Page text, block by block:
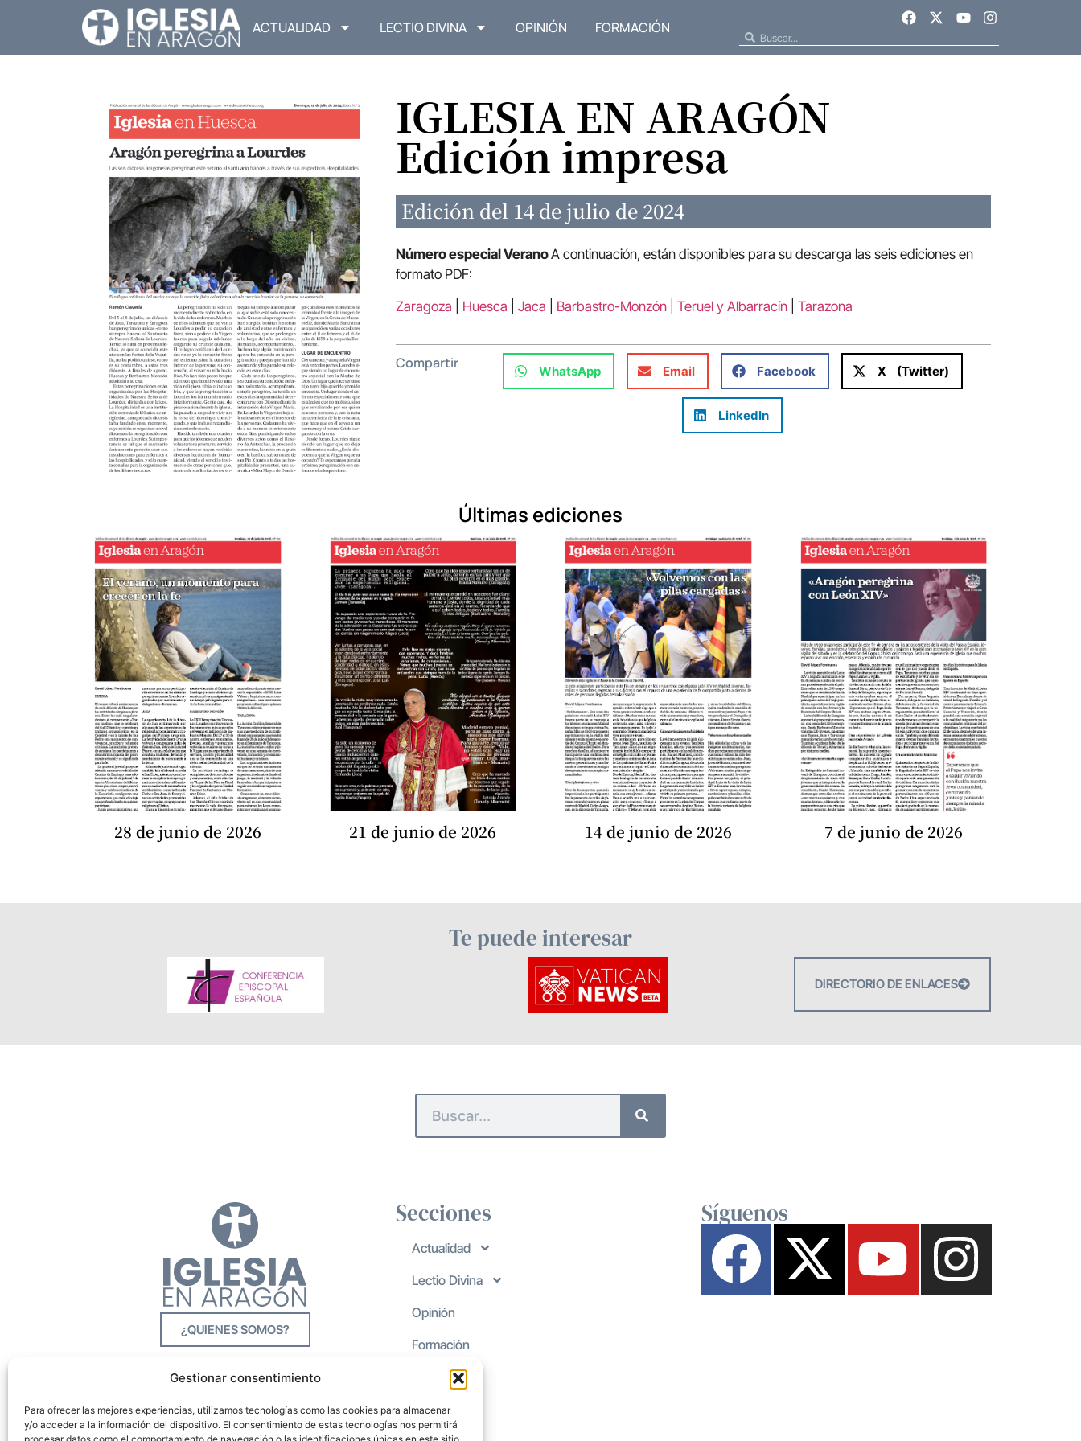
Gestionar consentimiento
Para ofrecer las mejores experiencias, utilizamos tecnologías como las cookies para almacenar
y/o acceder a la información del dispositivo. El consentimiento de estas tecnologías nos permitirá
ACTUALIDAD LECTIO DIVINA OPINIÓN FORMACIÓN
IGLESIA EN ARAGÓN
Edición impresa
Edición del 14 de julio de 2024
Número especial VeranoA continuación, están disponibles para su descarga las seis ediciones en
formato PDF:
Zaragoza
Huesca Jaca Barbastro-Monzón| Teruel y Albarracín| Tarazona
Compartir WhatsApp Email Facebook X (Twitter)
LinkedIn
Últimas ediciones
28 de junio de 2026 21 de junio de 2026 14 de junio de 2026 7 de junio de 2026
Te puede interesar
DIRECTORIO DE ENLACES
¿QUIENES SOMOS?
Secciones
Actualidad
Lectio Divina
Opinión
Formación
Síguenos